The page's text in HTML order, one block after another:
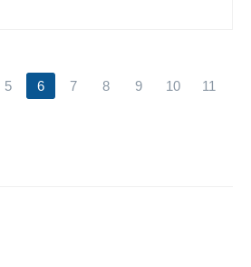
5 6 7 8 9 10
11